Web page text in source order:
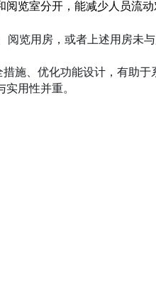
阅览室分开，能减少人员流动
览用房，或者上述用房未
施、优化功能设计，有助
用性并重。